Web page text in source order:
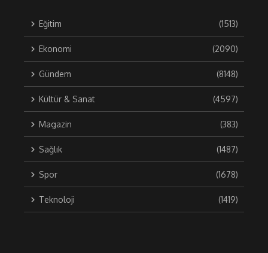
Eğitim (1513)
Ekonomi (2090)
Gündem (8148)
Kültür & Sanat (4597)
Magazin (383)
Sağlık (1487)
Spor (1678)
Teknoloji (1419)